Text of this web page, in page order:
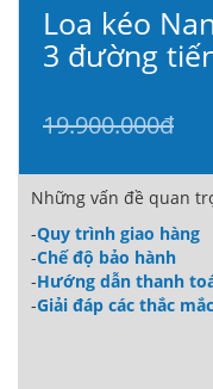
Loa kéo
3 đường
19.900.000đ
Những vấn đề quan
-Quy trình giao hàng
-Chế độ bảo hành
-Hướng dẫn thanh
-Giải đáp các thắc